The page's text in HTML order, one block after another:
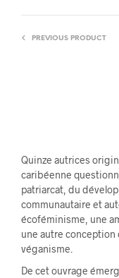
PREVIOUS PRODUCT
Quinze autrices
caribéenne
patriarcat, du
communautaire et
écoféminisme, une
une autre conception
véganisme.
De cet ouvrage